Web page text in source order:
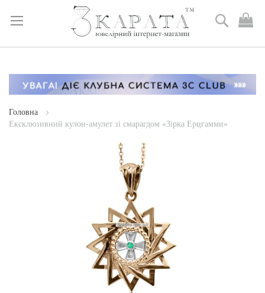
Skip
Content
Пошук
Головна
Ексклюзивний кулон-амулет зі смарагдом «Зірка Ерцгамми»